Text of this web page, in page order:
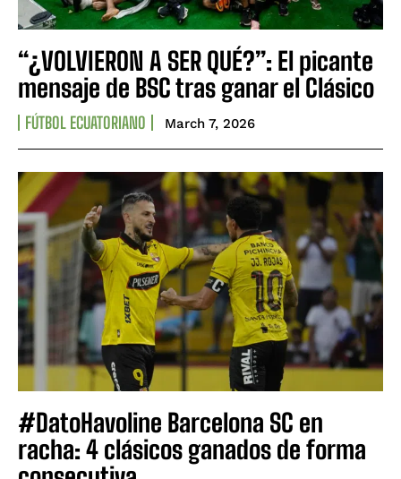
“¿VOLVIERON A SER QUÉ?”: El picante
mensaje de BSC tras ganar el Clásico
FÚTBOL ECUATORIANO March 7, 2026
#DatoHavoline Barcelona SC en
racha: 4 clásicos ganados de forma